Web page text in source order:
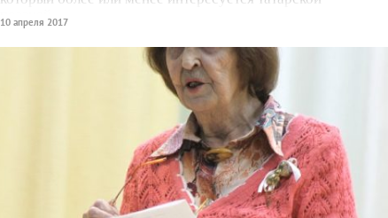
поэзией.
10 апреля 2017